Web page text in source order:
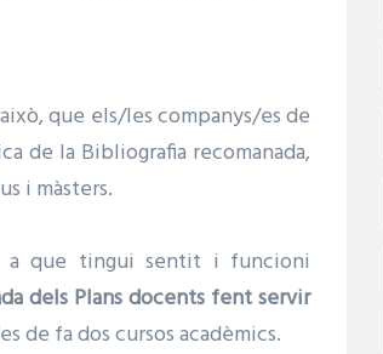
que els/les companys/es de
de la Bibliografia recomanada,
i màsters.
a que tingui sentit i funcioni
dels Plans docents fent servir
de fa dos cursos acadèmics.